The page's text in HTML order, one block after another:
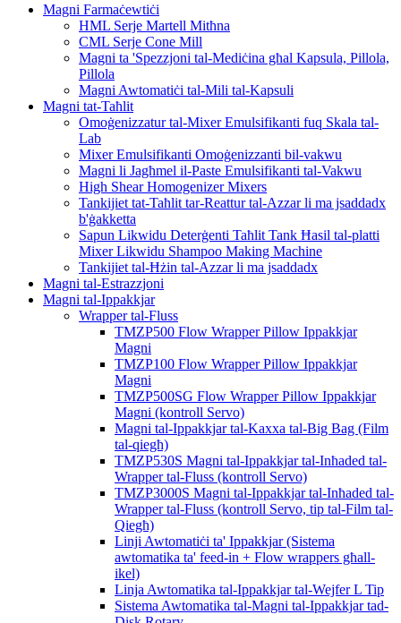
Magni Farmaċewtiċi
HML Serje Martell Mitħna
CML Serje Cone Mill
Magni ta 'Spezzjoni tal-Mediċina għal Kapsula, Pillola,
Pillola
Magni Awtomatiċi tal-Mili tal-Kapsuli
Magni tat-Taħlit
Omoġenizzatur tal-Mixer Emulsifikanti fuq Skala tal-
Lab
Mixer Emulsifikanti Omoġenizzanti bil-vakwu
Magni li Jagħmel il-Paste Emulsifikanti tal-Vakwu
High Shear Homogenizer Mixers
Tankijiet tat-Taħlit tar-Reattur tal-Azzar li ma jsaddadx
b'ġakketta
Sapun Likwidu Deterġenti Taħlit Tank Ħasil ​​tal-platti
Mixer Likwidu Shampoo Making Machine
Tankijiet tal-Ħżin tal-Azzar li ma jsaddadx
Magni tal-Estrazzjoni
Magni tal-Ippakkjar
Wrapper tal-Fluss
TMZP500 Flow Wrapper Pillow Ippakkjar
Magni
TMZP100 Flow Wrapper Pillow Ippakkjar
Magni
TMZP500SG Flow Wrapper Pillow Ippakkjar
Magni (kontroll Servo)
Magni tal-Ippakkjar tal-Kaxxa tal-Big Bag (Film
tal-qiegħ)
TMZP530S Magni tal-Ippakkjar tal-Inħaded tal-
Wrapper tal-Fluss (kontroll Servo)
TMZP3000S Magni tal-Ippakkjar tal-Inħaded tal-
Wrapper tal-Fluss (kontroll Servo, tip tal-Film tal-
Qiegħ)
Linji Awtomatiċi ta' Ippakkjar (Sistema
awtomatika ta' feed-in + Flow wrappers għall-
ikel)
Linja Awtomatika tal-Ippakkjar tal-Wejfer L Tip
Sistema Awtomatika tal-Magni tal-Ippakkjar tad-